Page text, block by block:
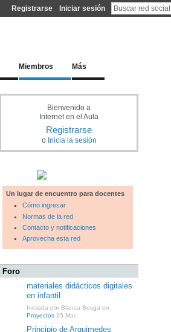
Registrarse Iniciar sesión
Miembros Más
Bienvenido a
Internet en el Aula
Registrarse
o Inicia la sesión
Un lugar de encuentro para docentes
Cómo ingresar
Normas de la red
Contacto y notificaciones
Aprovecha esta red
Foro
materiales didácticos digitales
en infantil
Iniciada por Blanca Besga en
Proyectos 15 Mar.
Principio de Arquimedes